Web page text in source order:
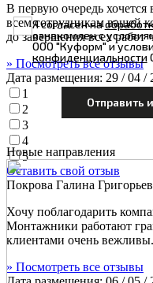
В первую очередь
всем сотрудникам вашей
до завершения всех работ
» Посмотреть все отзывы
Дата размещения: 29 / 04 /
1
2
3
4
5
Оставить свой отзыв
Покрова Галина
Хочу поблагодарить
Монтажники работают
клиентами очень
» Посмотреть все отзывы
Я согласен на
ознакомлен с
ООО "Куформ" и
конфиденциальности
Новые направления